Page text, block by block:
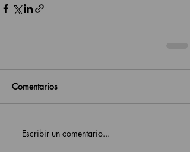
Comentarios
Escribir un comentario...